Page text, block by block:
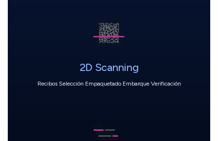
2D Scanning
Recibos Selección Empaquetado Embarque Verificación